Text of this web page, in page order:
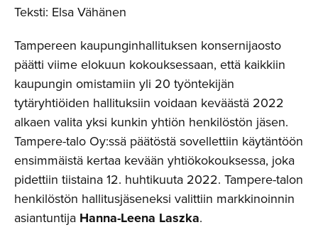
Teksti: Elsa Vähänen
Tampereen kaupunginhallituksen konsernijaosto
päätti viime elokuun kokouksessaan, että kaikkiin
kaupungin omistamiin yli 20 työntekijän
tytäryhtiöiden hallituksiin voidaan keväästä 2022
alkaen valita yksi kunkin yhtiön henkilöstön jäsen.
Tampere-talo Oy:ssä päätöstä sovellettiin käytäntöön
ensimmäistä kertaa kevään yhtiökokouksessa, joka
pidettiin tiistaina 12. huhtikuuta 2022. Tampere-talon
henkilöstön hallitusjäseneksi valittiin markkinoinnin
asiantuntija Hanna-Leena Laszka.